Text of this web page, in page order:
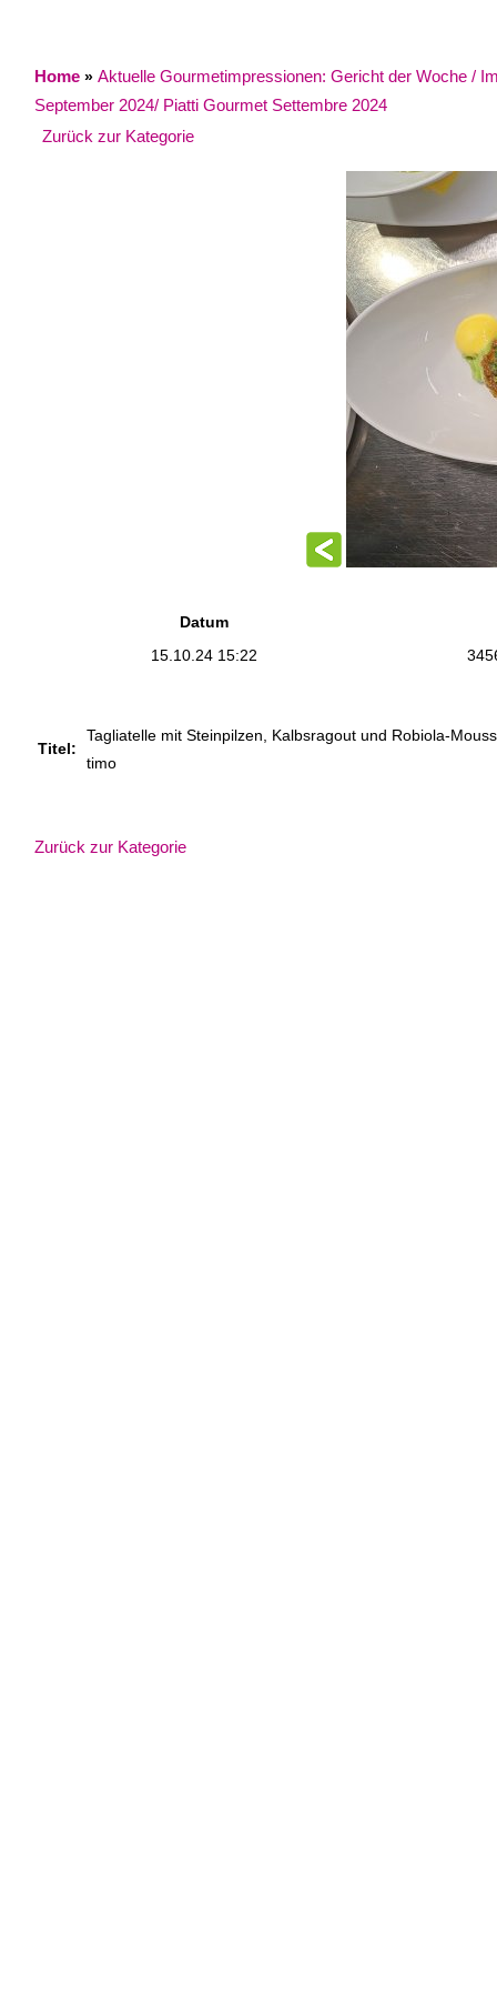
Home » Aktuelle Gourmetimpressionen: Gericht der Woche /
September 2024/ Piatti Gourmet Settembre 2024
Zurück zur Kategorie
Datum
15.10.24 15:22
Titel:
Tagliatelle mit Steinpilzen, Kalbsragout und Robiola-
timo
Zurück zur Kategorie